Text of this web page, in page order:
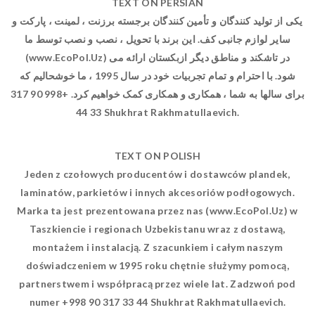
TEXT ON PERSIAN
یکی از تولید کنندگان و تأمین کنندگان برجسته برزنت ، لمینت ، پارکت و
سایر لوازم جانبی کف. این برند با تحویل ، نصب و نصب توسط ما
(www.EcoPol.Uz) در تاشکند و مناطق دیگر ازبکستان ارائه می
شود. با احترام و تمام تجربیات خود در سال 1995 ، ما خوشحالیم که
برای سالها به شما ، همکاری و همکاری کمک خواهیم کرد. +998 90 317
33 44 Shukhrat Rakhmatullaevich.
TEXT ON POLISH
Jeden z czołowych producentów i dostawców plandek,
laminatów, parkietów i innych akcesoriów podłogowych.
Marka ta jest prezentowana przez nas (www.EcoPol.Uz) w
Taszkiencie i regionach Uzbekistanu wraz z dostawą,
montażem i instalacją. Z szacunkiem i całym naszym
doświadczeniem w 1995 roku chętnie służymy pomocą,
partnerstwem i współpracą przez wiele lat. Zadzwoń pod
numer +998 90 317 33 44 Shukhrat Rakhmatullaevich.